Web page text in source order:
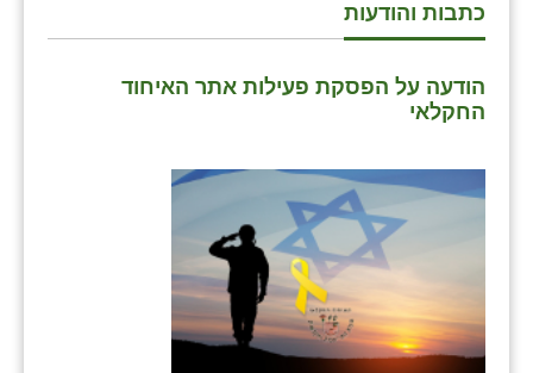
כתבות והודעות
הודעה על הפסקת פעילות אתר האיחוד
החקלאי